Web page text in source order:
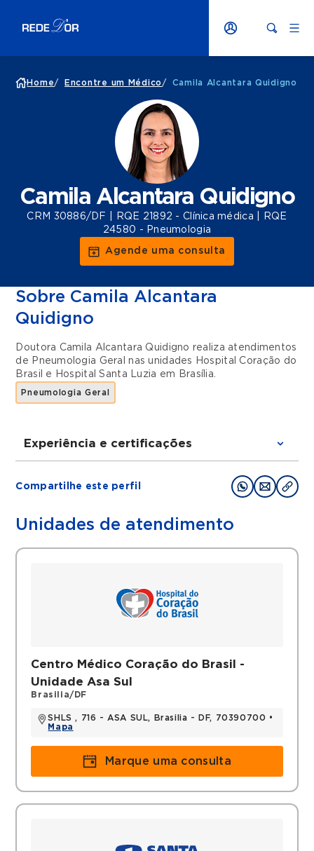
Home/ Encontre um Médico / Camila Alcantara Quidigno
Camila Alcantara Quidigno
CRM 30886/DF | RQE 21892 - Clínica médica | RQE
24580 - Pneumologia
Agende uma consulta
Sobre Camila Alcantara
Quidigno
Doutora Camila Alcantara Quidigno realiza atendimentos
de Pneumologia Geral nas unidades
Hospital Coração do
Brasil
e Hospital Santa Luzia em Brasília.
Pneumologia Geral
Experiência e certificações
Residência Médica em Clínica Médica
SBPT (Sociedade Brasileira de Pneumologia
Médica Pneumologista e especialista em
Medicina do Sono
Títulos
Clínica Médica
Pneumologia
Medicina do Sono
Compartilhe este perfil
Unidades de atendimento
Centro Médico Coração do Brasil -
Unidade Asa Sul
Brasilia/DF
SHLS , 716 - ASA SUL, Brasilia - DF, 70390700 •
Mapa
Marque uma consulta